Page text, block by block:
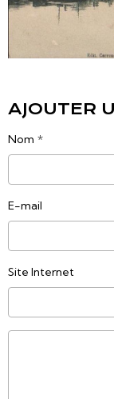
AJOUTER
Nom
E-mail
Site Internet